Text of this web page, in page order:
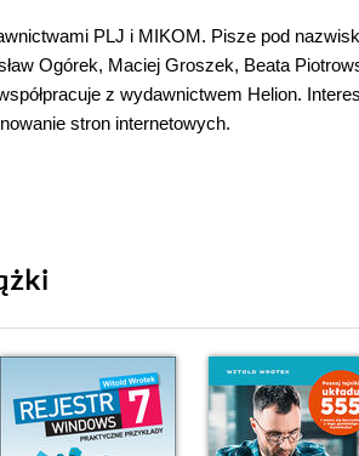
PLJ i MIKOM. Pisze pod
Ogórek, Maciej Groszek, Beata
z wydawnictwem Helion.
stron internetowych.